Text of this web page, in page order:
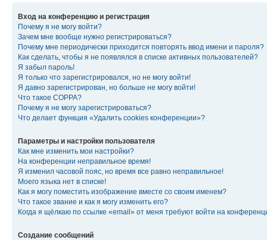
Вход на конференцию и регистрация
Почему я не могу войти?
Зачем мне вообще нужно регистрироваться?
Почему мне периодически приходится повторять ввод имени и пароля?
Как сделать, чтобы я не появлялся в списке активных пользователей?
Я забыл пароль!
Я только что зарегистрировался, но не могу войти!
Я давно зарегистрирован, но больше не могу войти!
Что такое COPPA?
Почему я не могу зарегистрироваться?
Что делает функция «Удалить cookies конференции»?
Параметры и настройки пользователя
Как мне изменить мои настройки?
На конференции неправильное время!
Я изменил часовой пояс, но время все равно неправильное!
Моего языка нет в списке!
Как я могу поместить изображение вместе со своим именем?
Что такое звание и как я могу изменить его?
Когда я щёлкаю по ссылке «email» от меня требуют войти на
Создание сообщений